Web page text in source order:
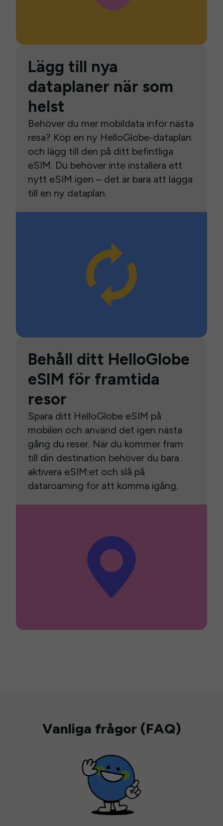
Lägg till nya
dataplaner när som
helst
Behöver du mer mobildata inför nästa
resa? Köp en ny HelloGlobe-dataplan
och lägg till den på ditt befintliga
eSIM. Du behöver inte installera ett
nytt eSIM igen – det är bara att lägga
till en ny dataplan.
Behåll ditt HelloGlobe
eSIM för framtida
resor
Spara ditt HelloGlobe eSIM på
mobilen och använd det igen nästa
gång du reser. När du kommer fram
till din destination behöver du bara
aktivera eSIM:et och slå på
dataroaming för att komma igång.
Vanliga frågor (FAQ)